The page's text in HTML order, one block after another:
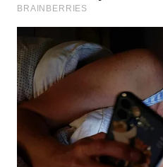
NEWS
WAHANA
TANI
WAHANA
ADVOKAT